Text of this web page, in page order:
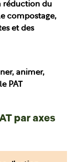
réduction du
compostage,
et des
animer,
PAT
par axes